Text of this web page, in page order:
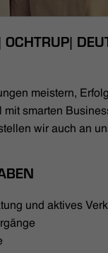
OCHTRUP|
meistern,
smarten
wir auch an
und aktives